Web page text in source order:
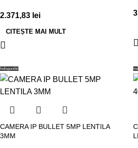
2.371,83 lei
CITEȘTE MAI MULT
Indisponibil
CAMERA IP BULLET 5MP LENTILA
3MM